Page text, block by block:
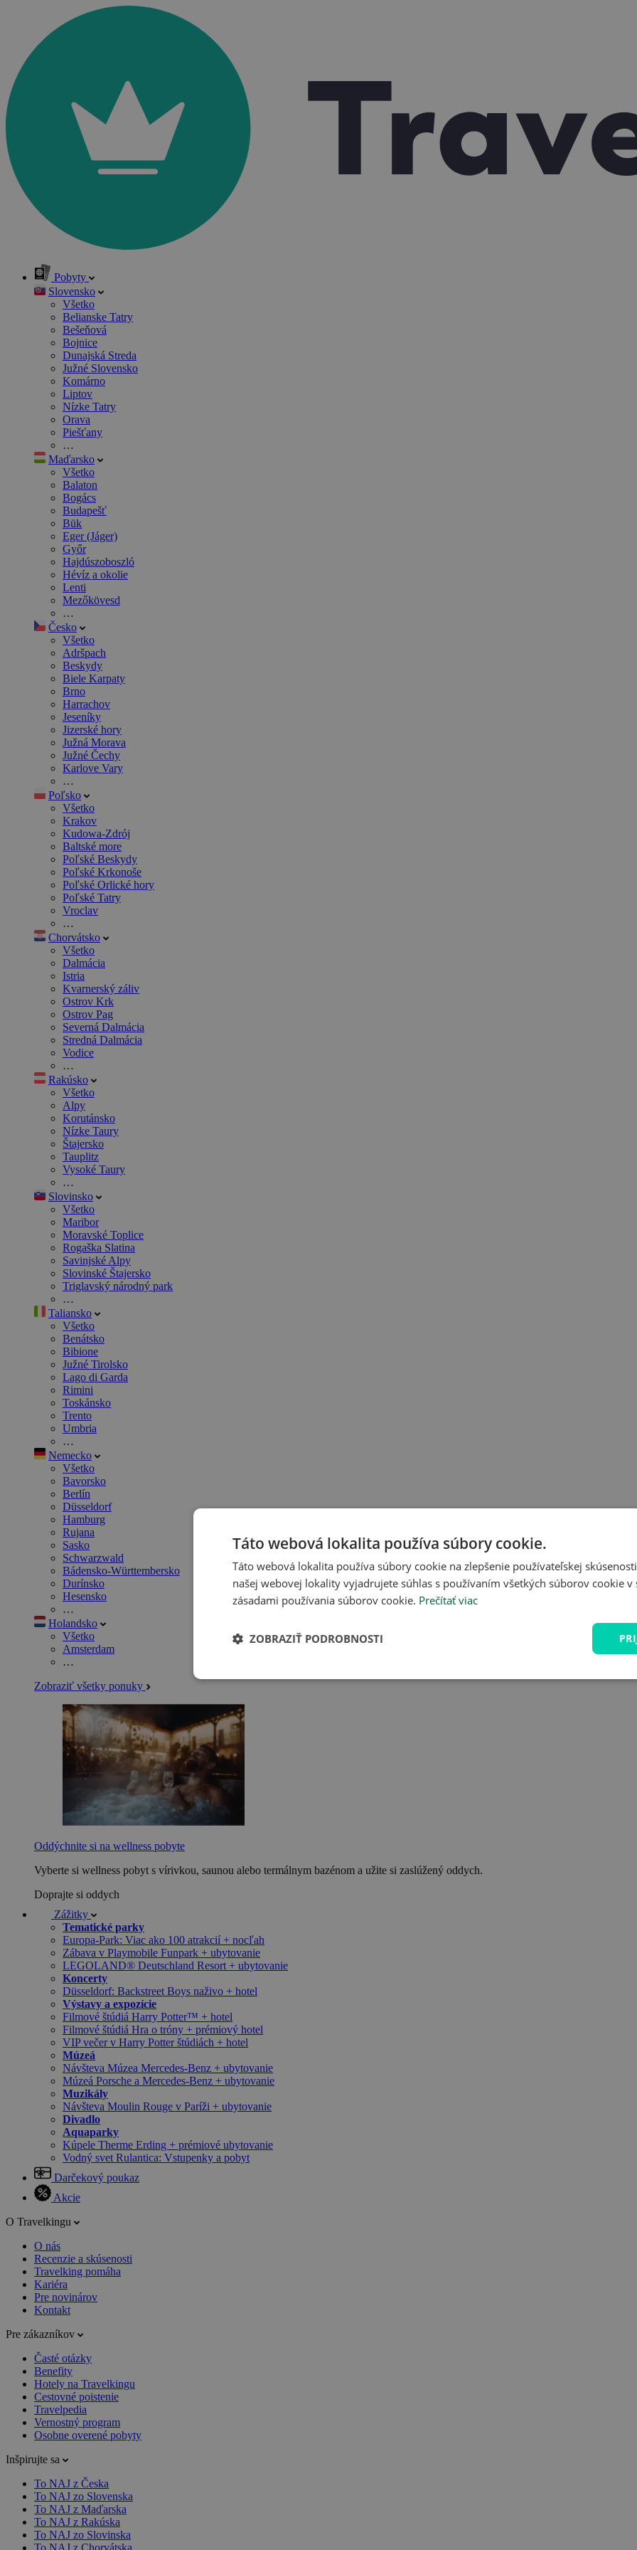
Pobyty
Slovensko
Všetko
Belianske Tatry
Bešeňová
Bojnice
Dunajská Streda
Južné Slovensko
Komárno
Liptov
Nízke Tatry
Orava
Piešťany
…
Maďarsko
Všetko
Balaton
Bogács
Budapešť
Bük
Eger (Jáger)
Győr
Hajdúszoboszló
Hévíz a okolie
Lenti
Mezőkövesd
…
Česko
Všetko
Adršpach
Beskydy
Biele Karpaty
Brno
Harrachov
Jeseníky
Jizerské hory
Južná Morava
Južné Čechy
Karlove Vary
…
Poľsko
Všetko
Krakov
Kudowa-Zdrój
Baltské more
Poľské Beskydy
Poľské Krkonoše
Poľské Orlické hory
Poľské Tatry
Vroclav
…
Chorvátsko
Všetko
Dalmácia
Istria
Kvarnerský záliv
Ostrov Krk
Ostrov Pag
Severná Dalmácia
Stredná Dalmácia
Vodice
…
Rakúsko
Všetko
Alpy
Korutánsko
Nízke Taury
Štajersko
Tauplitz
Vysoké Taury
…
Slovinsko
Všetko
Maribor
Moravské Toplice
Rogaška Slatina
Savinjské Alpy
Slovinské Štajersko
Triglavský národný park
…
Taliansko
Všetko
Benátsko
Bibione
Južné Tirolsko
Lago di Garda
Rimini
Toskánsko
Trento
Umbria
…
Nemecko
Všetko
Bavorsko
Berlín
Düsseldorf
Hamburg
Rujana
Sasko
Schwarzwald
Bádensko-Württembersko
Durínsko
Hesensko
…
Holandsko
Všetko
Amsterdam
…
Zobraziť všetky ponuky
Oddýchnite si na wellness pobyte
Vyberte si wellness pobyt s vírivkou, saunou alebo termálnym bazénom a užite si zaslúžený oddych.
Doprajte si oddych
Zážitky
Tematické parky
Europa-Park: Viac ako 100 atrakcií + nocľah
Zábava v Playmobile Funpark + ubytovanie
LEGOLAND® Deutschland Resort + ubytovanie
Koncerty
Düsseldorf: Backstreet Boys naživo + hotel
Výstavy a expozície
Filmové štúdiá Harry Potter™ + hotel
Filmové štúdiá Hra o tróny + prémiový hotel
VIP večer v Harry Potter štúdiách + hotel
Múzeá
Návšteva Múzea Mercedes-Benz + ubytovanie
Múzeá Porsche a Mercedes-Benz + ubytovanie
Muzikály
Návšteva Moulin Rouge v Paríži + ubytovanie
Divadlo
Aquaparky
Kúpele Therme Erding + prémiové ubytovanie
Vodný svet Rulantica: Vstupenky a pobyt
Darčekový poukaz
Akcie
O Travelkingu
O nás
Recenzie a skúsenosti
Travelking pomáha
Kariéra
Pre novinárov
Kontakt
Pre zákazníkov
Časté otázky
Benefity
Hotely na Travelkingu
Cestovné poistenie
Travelpedia
Vernostný program
Osobne overené pobyty
Inšpirujte sa
To NAJ z Česka
To NAJ zo Slovenska
To NAJ z Maďarska
To NAJ z Rakúska
To NAJ zo Slovinska
To NAJ z Chorvátska
Táto webová lokalita používa súbory cookie.
Táto webová lokalita používa súbory cookie na zlepšenie používateľskej
našej webovej lokality vyjadrujete súhlas s používaním všetkých súborov cookie v
zásadami používania súborov cookie. Prečítať viac
ZOBRAZIŤ PODROBNOSTI